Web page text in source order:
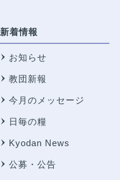
新着情報
お知らせ
教団新報
今月のメッセージ
日毎の糧
Kyodan News
公募・公告